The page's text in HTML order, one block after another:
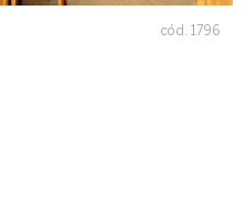
cód. 1796